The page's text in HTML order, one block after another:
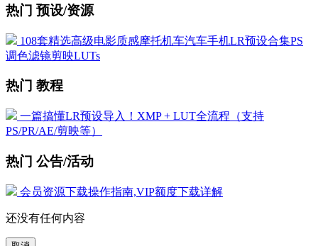
热门 预设/资源
108套精选高级电影质感摩托机车汽车手机LR预设合集PS
调色滤镜剪映LUTs
热门 教程
一篇搞懂LR预设导入！XMP + LUT全流程（支持
PS/PR/AE/剪映等）
热门 公告/活动
会员资源下载操作指南,VIP额度下载详解
还没有任何内容